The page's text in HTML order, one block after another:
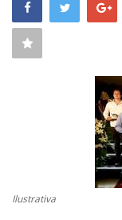
CONECTE-SE
REGISTO
Ilustrativa